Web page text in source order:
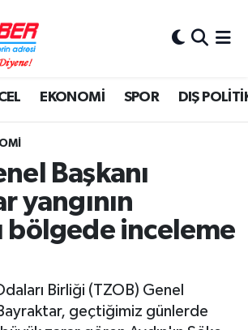
EKONOMİ SPOR DIŞ
Başkanı
yangının
bölgede inceleme
Birliği (TZOB) Genel
Bayraktar, geçtiğimiz günlerde
MAGAZİN
Vakitleri
Durumu ve Fikstür
Haberleri